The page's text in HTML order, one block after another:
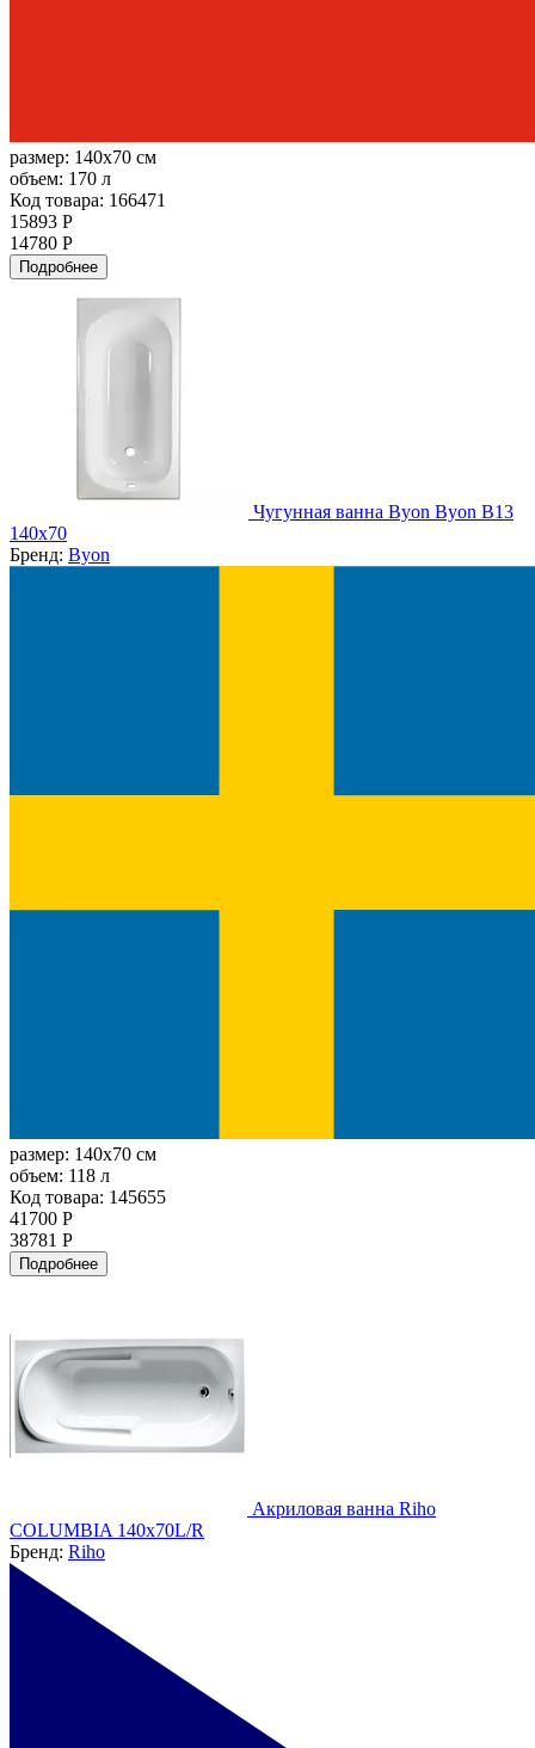
размер: 140x70 см
объем: 170 л
Код товара: 166471
15893 Р
14780 Р
Подробнее
Чугунная ванна Byon Byon B13
140x70
Бренд: Byon
размер: 140x70 см
объем: 118 л
Код товара: 145655
41700 Р
38781 Р
Подробнее
Акриловая ванна Riho
COLUMBIA 140х70L/R
Бренд: Riho